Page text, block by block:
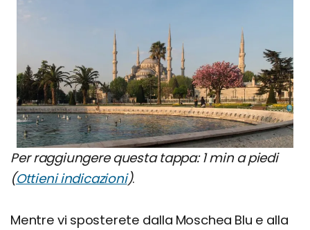
Per raggiungere questa tappa: 1 min a piedi
(Ottieni indicazioni).
Mentre vi sposterete dalla Moschea Blu e alla